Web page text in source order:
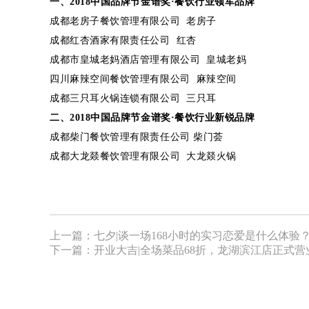
成都老房子餐饮管理有限公司
老房子
成都红杏酒家有限责任公司 红杏
成都市皇城老妈酒店管理有限公司 皇城老妈
四川麻辣空间餐饮管理有限公司
麻辣空间
成都三只耳火锅连锁有限公司
三只耳
二、2018中国品牌节金谱奖·餐饮行业新锐品牌
成都柴门餐饮管理有限责任公司 柴门荟
成都大龙燚餐饮管理有限公司 大龙燚火锅
上一篇： 七夕|谈一场168小时的实习恋爱是什么体验
下一篇： 开业大吉|全场菜品68折，龙湖滨江店正式营